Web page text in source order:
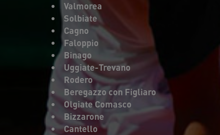
Valmorea
Solbiate
Cagno
Faloppio
Binago
Uggiate-Trevano
Rodero
Beregazzo con Figliaro
Olgiate Comasco
Bizzarone
Cantello